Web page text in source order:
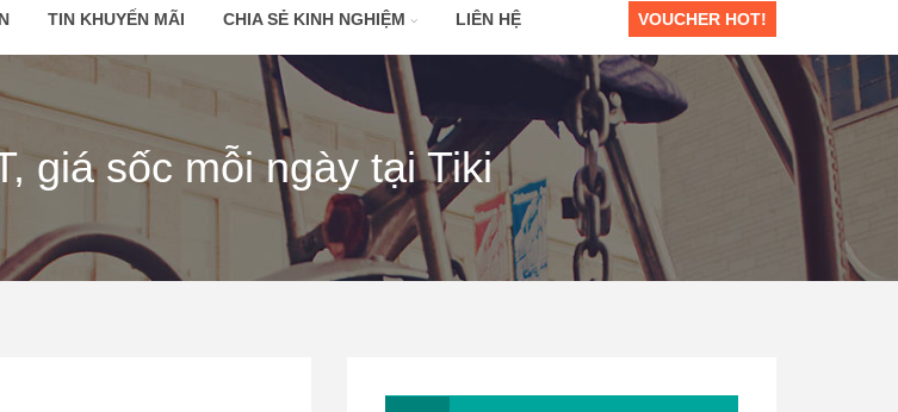
TIN KHUYẾN MÃI CHIA SẺ KINH NGHIỆM LIÊN HỆ VOUCHER HOT!
giá sốc mỗi ngày tại Tiki